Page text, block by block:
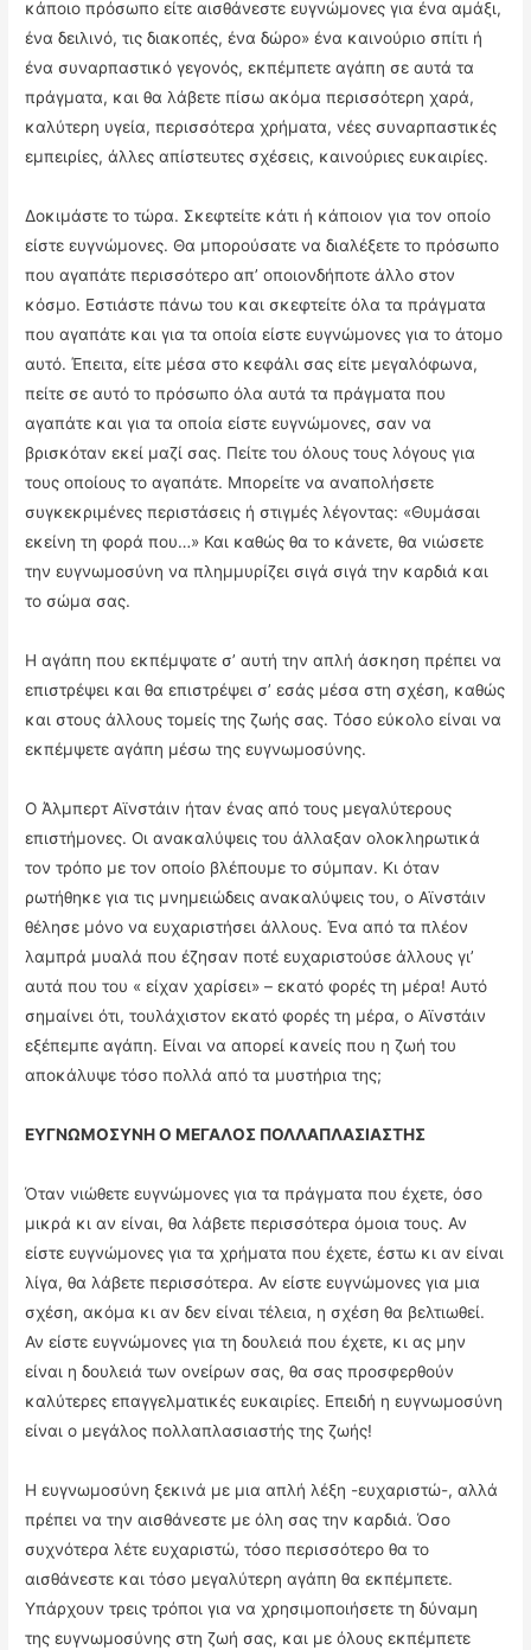
κάποιο πρόσωπο είτε αισθάνεστε ευγνώμονες για ένα αμάξι,
ένα δειλινό, τις διακοπές, ένα δώρο» ένα καινούριο σπίτι ή
ένα συναρπαστικό γεγονός, εκπέμπετε αγάπη σε αυτά τα
πράγματα, και θα λάβετε πίσω ακόμα περισσότερη χαρά,
καλύτερη υγεία, περισσότερα χρήματα, νέες συναρπαστικές
εμπειρίες, άλλες απίστευτες σχέσεις, καινούριες ευκαιρίες.
Δοκιμάστε το τώρα. Σκεφτείτε κάτι ή κάποιον για τον οποίο
είστε ευγνώμονες. Θα μπορούσατε να διαλέξετε το πρόσωπο
που αγαπάτε περισσότερο απ’ οποιονδήποτε άλλο στον
κόσμο. Εστιάστε πάνω του και σκεφτείτε όλα τα πράγματα
που αγαπάτε και για τα οποία είστε ευγνώμονες για το άτομο
αυτό. Έπειτα, είτε μέσα στο κεφάλι σας είτε μεγαλόφωνα,
πείτε σε αυτό το πρόσωπο όλα αυτά τα πράγματα που
αγαπάτε και για τα οποία είστε ευγνώμονες, σαν να
βρισκόταν εκεί μαζί σας. Πείτε του όλους τους λόγους για
τους οποίους το αγαπάτε. Μπορείτε να αναπολήσετε
συγκεκριμένες περιστάσεις ή στιγμές λέγοντας: «Θυμάσαι
εκείνη τη φορά που…» Και καθώς θα το κάνετε, θα νιώσετε
την ευγνωμοσύνη να πλημμυρίζει σιγά σιγά την καρδιά και
το σώμα σας.
Η αγάπη που εκπέμψατε σ’ αυτή την απλή άσκηση πρέπει να
επιστρέψει και θα επιστρέψει σ’ εσάς μέσα στη σχέση, καθώς
και στους άλλους τομείς της ζωής σας. Τόσο εύκολο είναι να
εκπέμψετε αγάπη μέσω της ευγνωμοσύνης.
Ο Άλμπερτ Αϊνστάιν ήταν ένας από τους μεγαλύτερους
επιστήμονες. Οι ανακαλύψεις του άλλαξαν ολοκληρωτικά
τον τρόπο με τον οποίο βλέπουμε το σύμπαν. Κι όταν
ρωτήθηκε για τις μνημειώδεις ανακαλύψεις του, ο Αϊνστάιν
θέλησε μόνο να ευχαριστήσει άλλους. Ένα από τα πλέον
λαμπρά μυαλά που έζησαν ποτέ ευχαριστούσε άλλους γι’
αυτά που του « είχαν χαρίσει» – εκατό φορές τη μέρα! Αυτό
σημαίνει ότι, τουλάχιστον εκατό φορές τη μέρα, ο Αϊνστάιν
εξέπεμπε αγάπη. Είναι να απορεί κανείς που η ζωή του
αποκάλυψε τόσο πολλά από τα μυστήρια της;
ΕΥΓΝΩΜΟΣΥΝΗ Ο ΜΕΓΑΛΟΣ ΠΟΛΛΑΠΛΑΣΙΑΣΤΗΣ
Όταν νιώθετε ευγνώμονες για τα πράγματα που έχετε, όσο
μικρά κι αν είναι, θα λάβετε περισσότερα όμοια τους. Αν
είστε ευγνώμονες για τα χρήματα που έχετε, έστω κι αν είναι
λίγα, θα λάβετε περισσότερα. Αν είστε ευγνώμονες για μια
σχέση, ακόμα κι αν δεν είναι τέλεια, η σχέση θα βελτιωθεί.
Αν είστε ευγνώμονες για τη δουλειά που έχετε, κι ας μην
είναι η δουλειά των ονείρων σας, θα σας προσφερθούν
καλύτερες επαγγελματικές ευκαιρίες. Επειδή η ευγνωμοσύνη
είναι ο μεγάλος πολλαπλασιαστής της ζωής!
Η ευγνωμοσύνη ξεκινά με μια απλή λέξη -ευχαριστώ-, αλλά
πρέπει να την αισθάνεστε με όλη σας την καρδιά. Όσο
συχνότερα λέτε ευχαριστώ, τόσο περισσότερο θα το
αισθάνεστε και τόσο μεγαλύτερη αγάπη θα εκπέμπετε.
Υπάρχουν τρεις τρόποι για να χρησιμοποιήσετε τη δύναμη
της ευγνωμοσύνης στη ζωή σας, και με όλους εκπέμπετε